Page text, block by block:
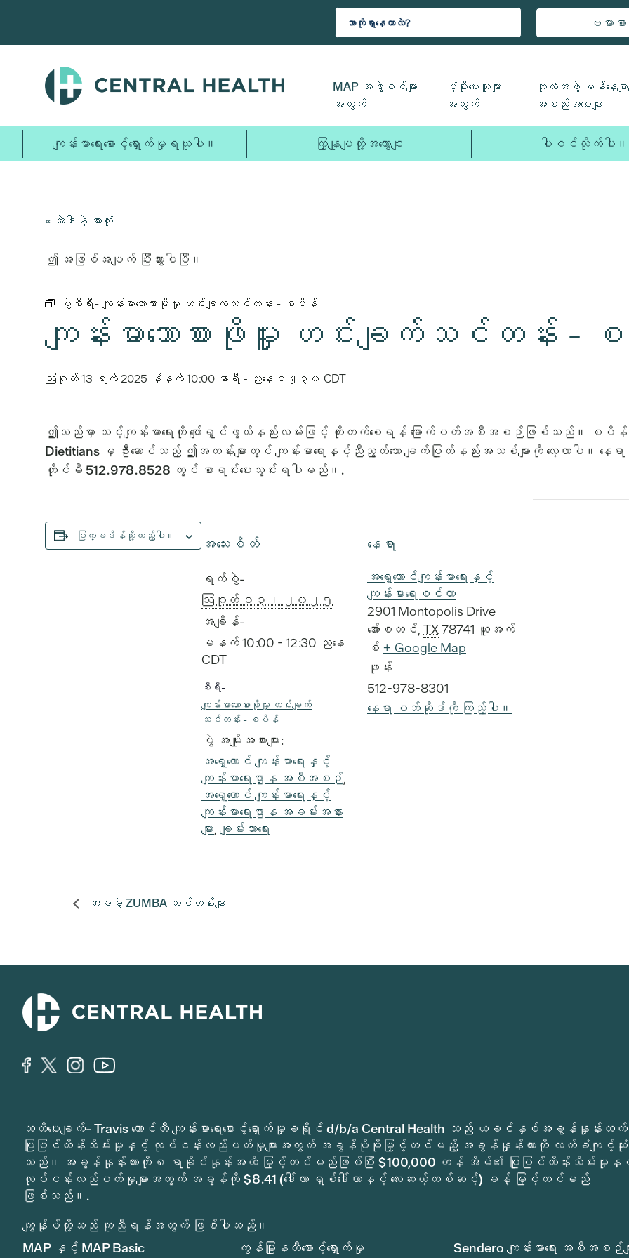
သို့
ပါ။
ဗမာစာ
MAP အဖွဲ့ဝင်များ
အတွက်
ပံ့ပိုးပေးသူများ
အတွက်
ဘုတ်အဖွဲ့ မန်နေဂျာ
အစည်းအဝေးများ
ကျန်းမာရေးစောင့်ရှောက်မှုရယူပါ။ ကြှနျုပျတို့အကွောငျး ပါဝင်လိုက်ပါ။
« အဲ့ဒါနဲ့ အားလုံး
ဤ အဖြစ်အပျက် ပြီးသွားပါပြီ။
ပွဲစီးရီး-ကျန်းမာသောစားဖိုမှူး ဟင်းချက်သင်တန်း - စပိန်
ကျန်းမာသောစားဖိုမှူး ဟင်းချက်သင်တန်း -
ဩဂုတ် 13 ရက် 2025 နံနက် 10:00 နာရီ - ညနေ ၁၂း၃၀ CDT
ဤသည်မှာ သင့်ကျန်းမာရေးကို ပျော်ရွှင်ဖွယ်နည်းလမ်းဖြင့် တိုးတက်စေရန် ခြောက်ပတ်အစီအစဉ်ဖြစ်သည်။ စပိန်ဘာ
Dietitians မှ ဦးဆောင်သည့် ဤအတန်းများတွင် ကျန်းမာရေးနှင့်ညီညွတ်သော ချက်ပြုတ်နည်းအသစ်များကို လေ့လာပါ
တိုင်မီ 512.978.8528 တွင် စာရင်းပေးသွင်းရပါမည်။.
ပြက္ခဒိန်သို့ထည့်ပါ။ အသေးစိတ်
ရက်စွဲ-
ဩဂုတ် ၁၃၊ ၂၀၂၅
အချိန်-
မနက် 10:00 - 12:30 ညနေ
CDT
စီးရီး-
ကျန်းမာသောစားဖိုမှူး ဟင်းချက်
သင်တန်း - စပိန်
ပွဲ အမျိုးအစားများ:
အရှေ့တောင် ကျန်းမာရေးနှင့်
ကျန်းမာရေးဌာန အစီအစဉ်
အရှေ့တောင် ကျန်းမာရေးနှင့်
ကျန်းမာရေးဌာန အခမ်းအနား
များ ချမ်းသာရေး
နေရာ
အရှေ့တောင်ကျန်းမာရေးနှင့်
ကျန်းမာရေးစင်တာ
2901 Montopolis Drive
အော်စတင် TX78741 ယူအက်
စ် + Google Map
ဖုန်း
512-978-8301
နေရာ ဝဘ်ဆိုဒ်ကို ကြည့်ပါ။
အခမဲ့ ZUMBA သင်တန်းများ
သတိပေးချက်- Travis ကောင်တီ ကျန်းမာရေးစောင့်ရှောက်မှုခရိုင် d/b/a Central Health သည် ယခင်နှစ်အခွန်နှုန်းထက်
ပြုပြင်ထိန်းသိမ်းမှုနှင့် လုပ်ငန်းလည်ပတ်မှုများအတွက် အခွန်ပိုမိုမြှင့်တင်မည့် အခွန်နှုန်းထားကို လက်ခံကျင့်သုံ
သည်။ အခွန်နှုန်းထားကို ၈ ရာခိုင်နှုန်းအထိ မြှင့်တင်မည်ဖြစ်ပြီး $100,000 တန် အိမ်၏ ပြုပြင်ထိန်းသိမ်းမှုနှ
လုပ်ငန်းလည်ပတ်မှုများအတွက် အခွန်ကို $8.41 (ဒေါ်လာ ရှစ်ဒေါ်လာနှင့် လေးဆယ့်တစ်ဆင့်) ခန့် မြှင့်တင်မည်
ဖြစ်သည်။.
ကျွန်ုပ်တို့သည် ကူညီရန်အတွက် ဖြစ်ပါသည်။
MAP နှင့် MAP Basic
ကွန်မြူနတီစောင့်ရှောက်မှု Sendero ကျန်းမာရေး အစီအစဉ်မျ